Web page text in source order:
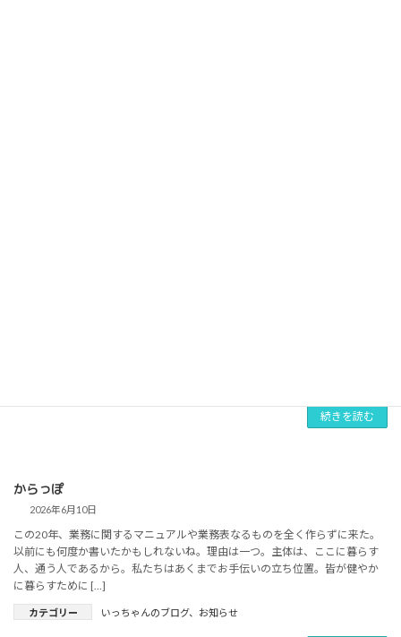
続きを読む
からっぽ
2026年6月10日
この20年、業務に関するマニュアルや業務表なるものを全く作らずに来た。
以前にも何度か書いたかもしれないね。理由は一つ。主体は、ここに暮らす
人、通う人であるから。私たちはあくまでお手伝いの立ち位置。皆が健やか
に暮らすために […]
カテゴリー いっちゃんのブログ、 お知らせ